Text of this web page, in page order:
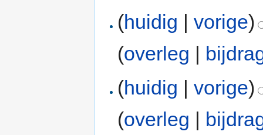
(huidig |vorige)
(overleg |
(huidig |vorige)
(overleg |